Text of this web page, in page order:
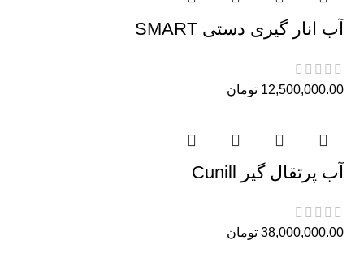
آب انار گیری دستی SMART
12,500,000.00 تومان
آب پرتقال گیر Cunill
38,000,000.00 تومان